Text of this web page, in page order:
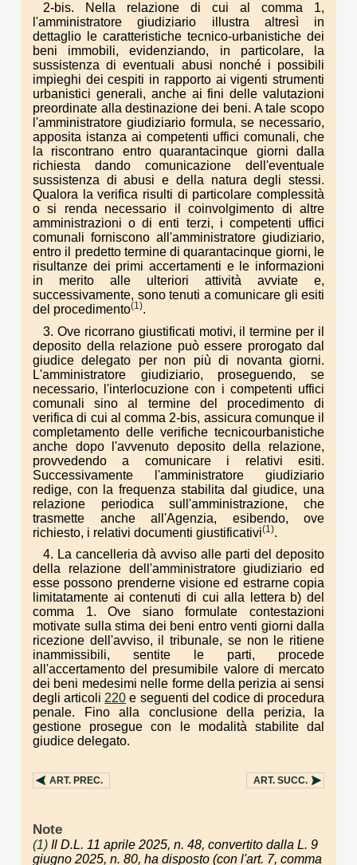
2-bis. Nella relazione di cui al comma 1,
l'amministratore giudiziario illustra altresì in
dettaglio le caratteristiche tecnico-urbanistiche dei
beni immobili, evidenziando, in particolare, la
sussistenza di eventuali abusi nonché i possibili
impieghi dei cespiti in rapporto ai vigenti strumenti
urbanistici generali, anche ai fini delle valutazioni
preordinate alla destinazione dei beni. A tale scopo
l'amministratore giudiziario formula, se necessario,
apposita istanza ai competenti uffici comunali, che
la riscontrano entro quarantacinque giorni dalla
richiesta dando comunicazione dell'eventuale
sussistenza di abusi e della natura degli stessi.
Qualora la verifica risulti di particolare complessità
o si renda necessario il coinvolgimento di altre
amministrazioni o di enti terzi, i competenti uffici
comunali forniscono all'amministratore giudiziario,
entro il predetto termine di quarantacinque giorni, le
risultanze dei primi accertamenti e le informazioni
in merito alle ulteriori attività avviate e,
successivamente, sono tenuti a comunicare gli esiti
del procedimento(1).
3. Ove ricorrano giustificati motivi, il termine per il
deposito della relazione può essere prorogato dal
giudice delegato per non più di novanta giorni.
L'amministratore giudiziario, proseguendo, se
necessario, l'interlocuzione con i competenti uffici
comunali sino al termine del procedimento di
verifica di cui al comma 2-bis, assicura comunque il
completamento delle verifiche tecnicourbanistiche
anche dopo l'avvenuto deposito della relazione,
provvedendo a comunicare i relativi esiti.
Successivamente l'amministratore giudiziario
redige, con la frequenza stabilita dal giudice, una
relazione periodica sull'amministrazione, che
trasmette anche all'Agenzia, esibendo, ove
richiesto, i relativi documenti giustificativi(1).
4. La cancelleria dà avviso alle parti del deposito
della relazione dell'amministratore giudiziario ed
esse possono prenderne visione ed estrarne copia
limitatamente ai contenuti di cui alla lettera b) del
comma 1. Ove siano formulate contestazioni
motivate sulla stima dei beni entro venti giorni dalla
ricezione dell'avviso, il tribunale, se non le ritiene
inammissibili, sentite le parti, procede
all'accertamento del presumibile valore di mercato
dei beni medesimi nelle forme della perizia ai sensi
degli articoli 220 e seguenti del codice di procedura
penale. Fino alla conclusione della perizia, la
gestione prosegue con le modalità stabilite dal
giudice delegato.
ART. PREC. ART. SUCC.
Note
(1) Il D.L. 11 aprile 2025, n. 48, convertito dalla L. 9
giugno 2025, n. 80, ha disposto (con l'art. 7, comma